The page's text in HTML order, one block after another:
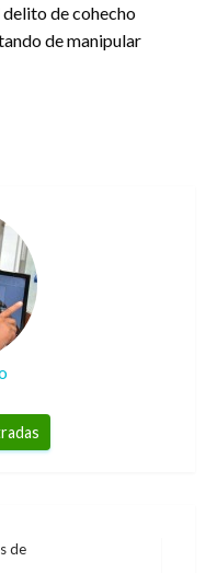
de cohecho
de manipular
de